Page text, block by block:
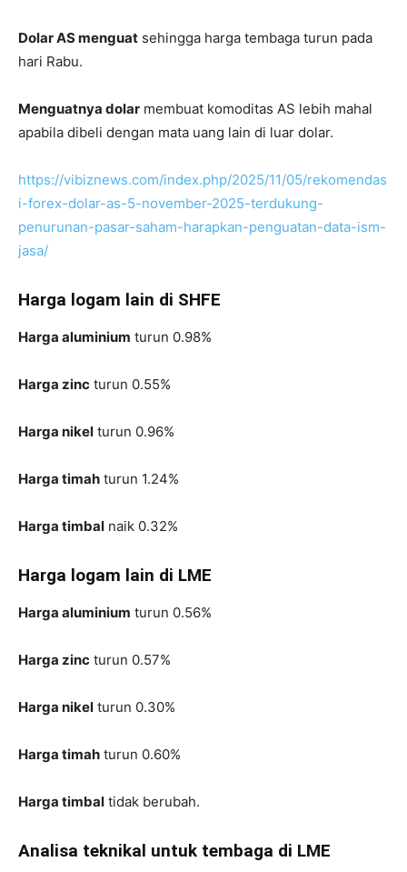
Dolar AS menguat sehingga harga tembaga turun pada
hari Rabu.
Menguatnya dolar membuat komoditas AS lebih mahal
apabila dibeli dengan mata uang lain di luar dolar.
https://vibiznews.com/index.php/2025/11/05/rekomendas
i-forex-dolar-as-5-november-2025-terdukung-
penurunan-pasar-saham-harapkan-penguatan-data-ism-
jasa/
Harga logam lain di SHFE
Harga aluminium turun 0.98%
Harga zinc turun 0.55%
Harga nikel turun 0.96%
Harga timah turun 1.24%
Harga timbal naik 0.32%
Harga logam lain di LME
Harga aluminium turun 0.56%
Harga zinc turun 0.57%
Harga nikel turun 0.30%
Harga timah turun 0.60%
Harga timbal tidak berubah.
Analisa teknikal untuk tembaga di LME